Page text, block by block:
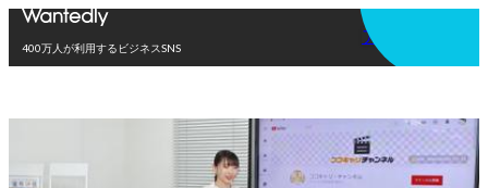
400万人が利用するビジネスSNS
アプリを使う